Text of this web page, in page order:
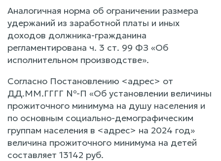
Аналогичная норма об ограничении размера
удержаний из заработной платы и иных
доходов должника-гражданина
регламентирована ч. 3 ст. 99 ФЗ «Об
исполнительном производстве».
Согласно Постановлению <адрес> от
ДД.ММ.ГГГГ №-П «Об установлении величины
прожиточного минимума на душу населения и
по основным социально-демографическим
группам населения в <адрес> на 2024 год»
величина прожиточного минимума на детей
составляет 13142 руб.